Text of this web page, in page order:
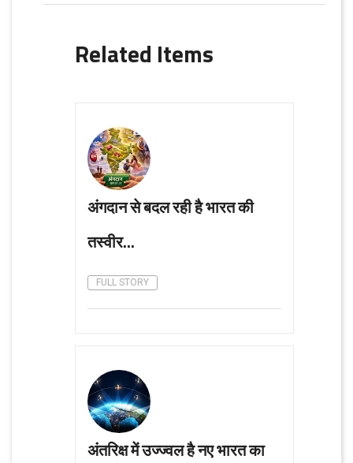
Related Items
अंगदान से बदल रही है भारत की
तस्वीर...
FULL STORY
अंतरिक्ष में उज्ज्वल है नए भारत का